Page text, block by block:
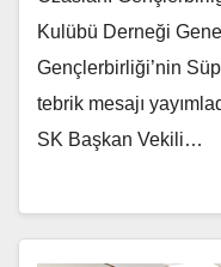
Kulübü Derneği
Gençlerbirliği’nin
tebrik mesajı
SK Başkan Vekili…